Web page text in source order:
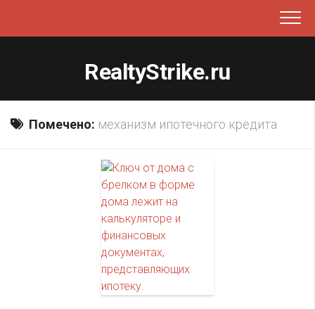
содержанию
RealtyStrike.ru
Помечено: механизм ипотечного кредита